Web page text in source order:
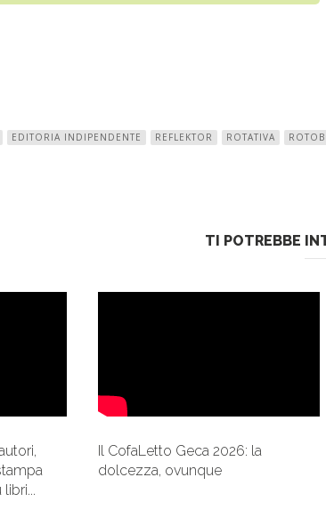
EDITORIA INDIPENDENTE REFLEKTOR ROTATIVA
TI POTREBBE
Il CofaLetto Geca 2026: la
dolcezza, ovunque